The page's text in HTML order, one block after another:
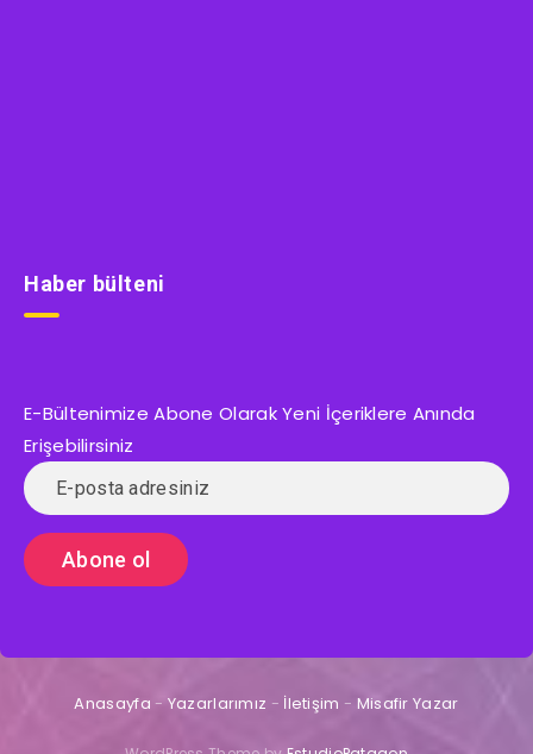
Haber bülteni
E-Bültenimize Abone Olarak Yeni İçeriklere Anında
Erişebilirsiniz
Anasayfa - Yazarlarımız - İletişim - Misafir Yazar